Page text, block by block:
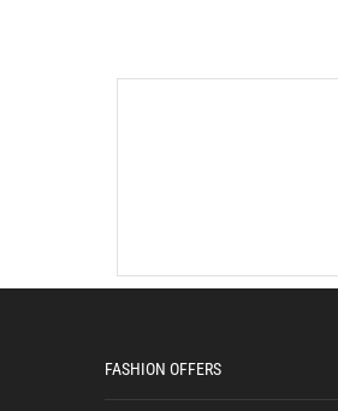
FASHION OFFERS